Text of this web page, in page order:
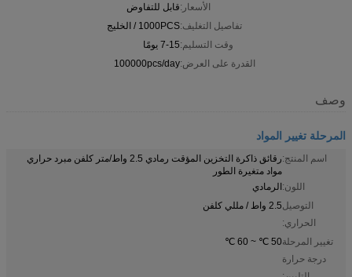
الأسعار:قابل للتفاوض
تفاصيل التغليف:1000PCS / الخليج
وقت التسليم:7-15 يومًا
القدرة على العرض:100000pcs/day
وصف
المرحلة تغيير المواد
اسم المنتج:
رقائق ذاكرة التخزين المؤقت رمادي 2.5 واط/متر كلفن مبرد حراري
مواد متغيرة الطور
اللون:الرمادي
التوصيل
الحراري:
2.5 واط / مللي كلفن
تغيير المرحلة
درجة حرارة
50 ℃ ~ 60 ℃